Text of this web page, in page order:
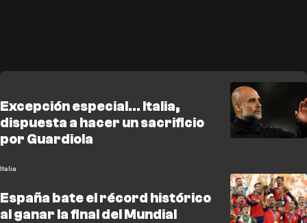
Excepción especial... Italia,
dispuesta a hacer un sacrificio
por Guardiola
Italia
España bate el récord histórico
al ganar la final del Mundial